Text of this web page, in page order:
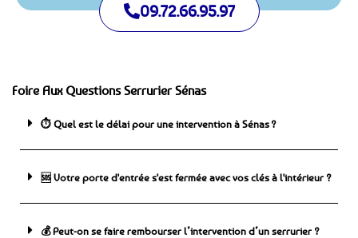
09.72.66.95.97
Foire Aux Questions Serrurier Sénas
⏱️ Quel est le délai pour une intervention à Sénas ?
🆘 ️Votre porte d'entrée s'est fermée avec vos clés à l'intérieur ?
💰 Peut-on se faire rembourser l’intervention d’un serrurier ?